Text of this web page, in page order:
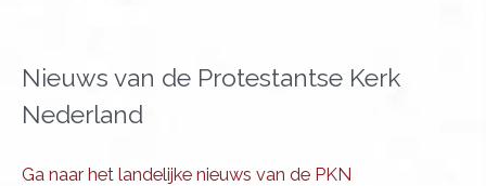
Nieuws van de Protestantse Kerk
Nederland
Ga naar het landelijke nieuws van de PKN